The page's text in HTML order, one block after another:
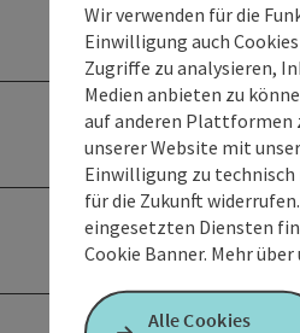
Wir verwenden für die
Einwilligung auch
Zugriffe zu analysieren,
Medien anbieten zu
auf anderen Plattformen
unserer Website mit
Einwilligung zu
für die Zukunft
eingesetzten Diensten
Cookie Banner. Mehr über
Alle Cookies